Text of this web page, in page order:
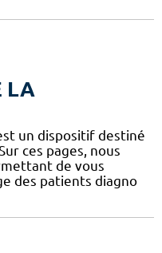
LA
un dispositif destiné
ces pages, nous
de vous
des patients diagno